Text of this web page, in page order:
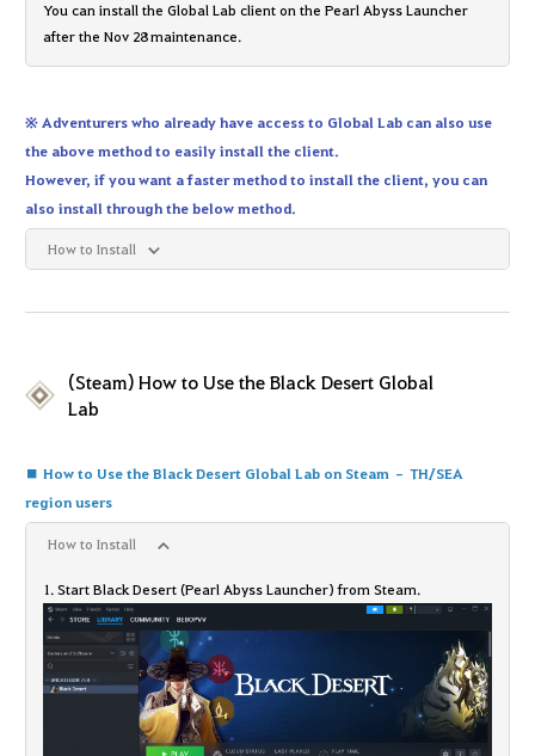
You can install the Global Lab client on the Pearl Abyss Launcher
after the Nov 28 maintenance.
※ Adventurers who already have access to Global Lab can also use
the above method to easily install the client.
However, if you want a faster method to install the client, you can
also install through the below method.
How to Install
(Steam) How to Use the Black Desert Global
Lab
■ How to Use the Black Desert Global Lab on Steam – TH/SEA
region users
How to Install
1. Start Black Desert (Pearl Abyss Launcher) from Steam.